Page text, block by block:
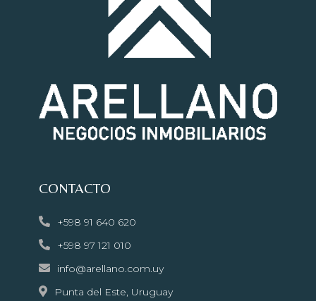
CONTACTO
+598 91 640 620
+598 97 121 010
info@arellano.com.uy
Punta del Este, Uruguay